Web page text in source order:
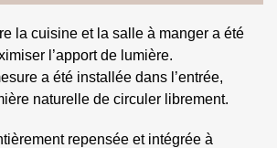
la cuisine et la salle à manger a été
l’apport de lumière.
a été installée dans l’entrée,
naturelle de circuler librement.
repensée et intégrée à